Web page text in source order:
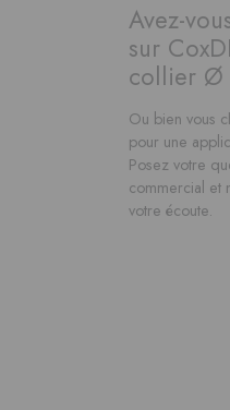
Avez-
sur
collier Ø
Ou bien vous
pour une
Posez votre
commercial et
votre écoute.